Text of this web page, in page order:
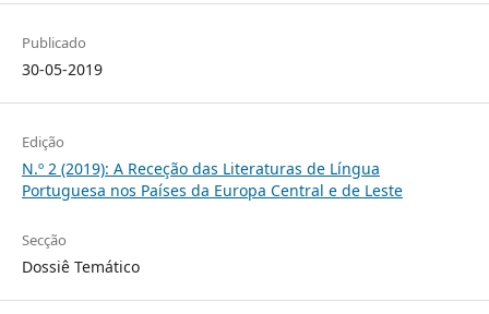
Publicado
30-05-2019
Edição
N.º 2 (2019): A Receção das Literaturas de Língua
Portuguesa nos Países da Europa Central e de Leste
Secção
Dossiê Temático